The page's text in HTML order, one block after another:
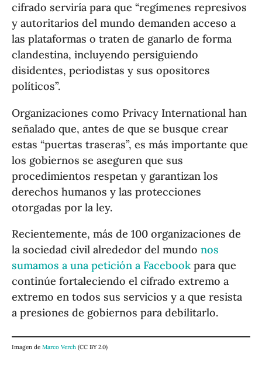
cifrado serviría para que “regímenes represivos
y autoritarios del mundo demanden acceso a
las plataformas o traten de ganarlo de forma
clandestina, incluyendo persiguiendo
disidentes, periodistas y sus opositores
políticos”.
Organizaciones como Privacy International han
señalado que, antes de que se busque crear
estas “puertas traseras”, es más importante que
los gobiernos se aseguren que sus
procedimientos respetan y garantizan los
derechos humanos y las protecciones
otorgadas por la ley.
Recientemente, más de 100 organizaciones de
la sociedad civil alrededor del mundo nos
sumamos a una petición a Facebook para que
continúe fortaleciendo el cifrado extremo a
extremo en todos sus servicios y a que resista
a presiones de gobiernos para debilitarlo.
Imagen deMarco Verch (CC BY 2.0)